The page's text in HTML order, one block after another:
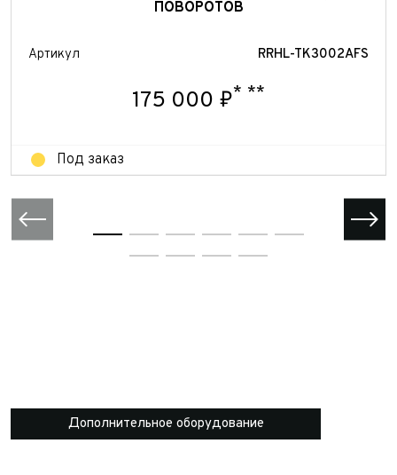
ПОВОРОТОВ
Артикул RRHL-TK3002AFS
175 000 ₽* **
Под заказ
Дополнительное оборудование
Отправить